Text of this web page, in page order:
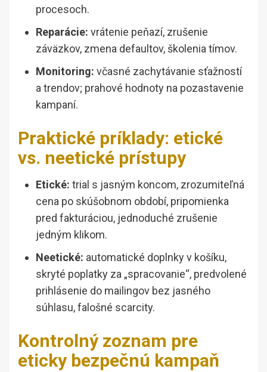
procesoch.
Reparácie: vrátenie peňazí, zrušenie
záväzkov, zmena defaultov, školenia tímov.
Monitoring: včasné zachytávanie sťažností
a trendov; prahové hodnoty na pozastavenie
kampaní.
Praktické príklady: etické
vs. neetické prístupy
Etické: trial s jasným koncom, zrozumiteľná
cena po skúšobnom období, pripomienka
pred fakturáciou, jednoduché zrušenie
jedným klikom.
Neetické: automatické doplnky v košíku,
skryté poplatky za „spracovanie“, predvolené
prihlásenie do mailingov bez jasného
súhlasu, falošné scarcity.
Kontrolný zoznam pre
eticky bezpečnú kampaň